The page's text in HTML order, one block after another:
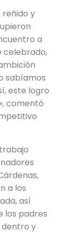
y
a
celebrado,
sabíamos
este logro
comentó
a los
así
los padres
dentro y